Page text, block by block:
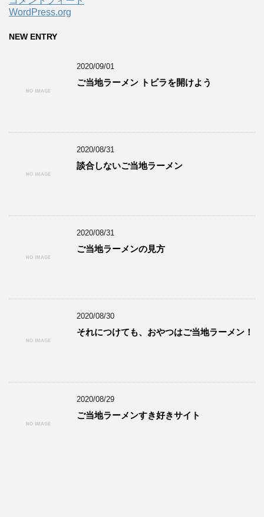
WordPress.org
NEW ENTRY
2020/09/01
ご当地ラーメン トビラを開けよう
2020/08/31
談合しないご当地ラーメン
2020/08/31
ご当地ラーメンの見方
2020/08/30
それにつけても、おやつはご当地ラーメン！
2020/08/29
ご当地ラーメンすき好きサイト